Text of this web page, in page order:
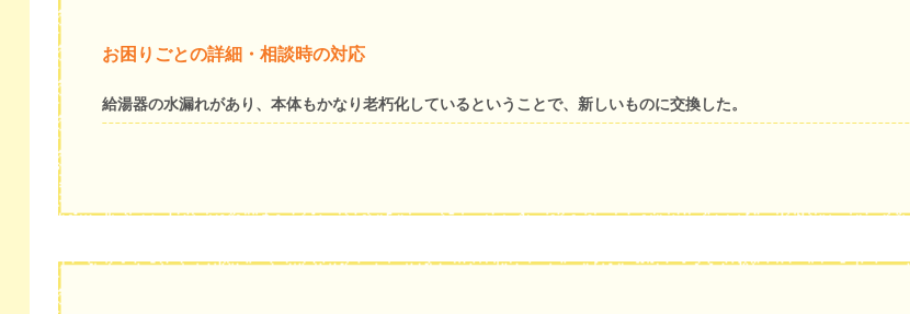
お困りごとの詳細・相談時の対応
給湯器の水漏れがあり、本体もかなり老朽化しているということで、新しいものに交換した。